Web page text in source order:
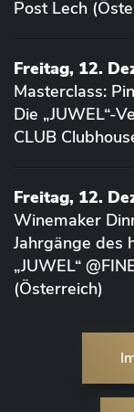
Post Lech
Freitag, 12.
Masterclass:
Die „JUWEL“-
CLUB
Freitag, 12.
Winemaker
Jahrgänge des
„JUWEL“
(Österreich)